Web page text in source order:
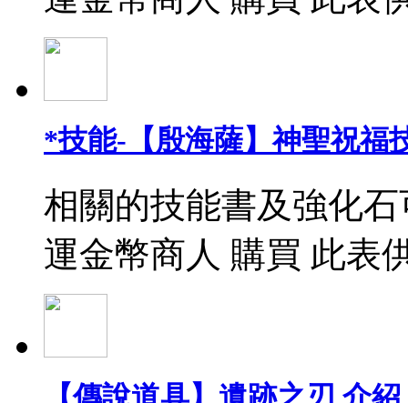
*技能-【殷海薩】神聖祝福
相關的技能書及強化
運金幣商人 購買 此表